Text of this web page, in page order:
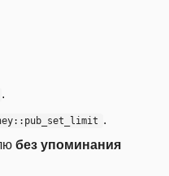
.
.
без упоминания